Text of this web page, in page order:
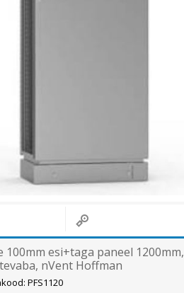
100mm esi+taga paneel 1200mm,
nVent Hoffman
PFS1120